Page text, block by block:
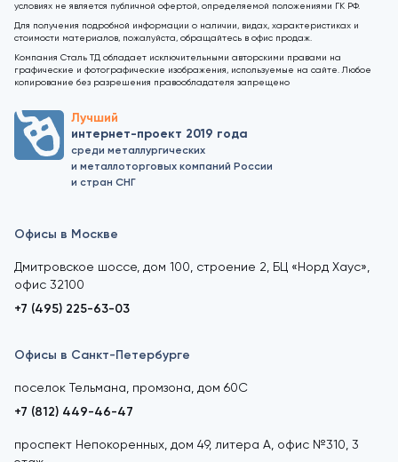
условиях не является публичной офертой, определяемой положениями ГК РФ.
Для получения подробной информации о наличии, видах, характеристиках и
стоимости материалов, пожалуйста, обращайтесь в офис продаж.
Компания Сталь ТД обладает исключительными авторскими правами на
графические и фотографические изображения, используемые на сайте. Любое
копирование без разрешения правообладателя запрещено
Лучший
интернет-проект 2019 года
среди металлургических
и металлоторговых компаний России
и стран СНГ
Офисы в Москве
Дмитровское шоссе, дом 100, строение 2, БЦ «Норд Хаус»,
офис 32100
+7 (495) 225-63-03
Офисы в Санкт-Петербурге
поселок Тельмана, промзона, дом 60С
+7 (812) 449-46-47
проспект Непокоренных, дом 49, литера А, офис №310, 3